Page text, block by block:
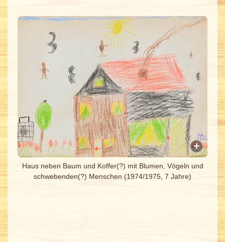
Haus neben Baum und Koffer(?) mit Blumen, Vögeln und
schwebenden(?) Menschen (1974/1975, 7 Jahre)